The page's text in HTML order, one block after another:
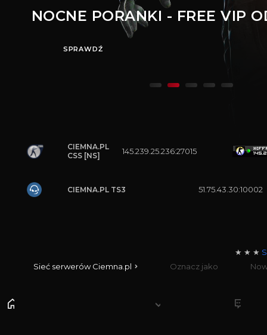
NOCNE PORANKI - FREE VIP
SPRAWDŹ
CIEMNA.PL
CSS [NS]
145.239.25.236:27015
CIEMNA.PL TS3 51.75.43.30:10002
★ ★ ★
Sieć serwerów Ciemna.pl
Oznacz jako